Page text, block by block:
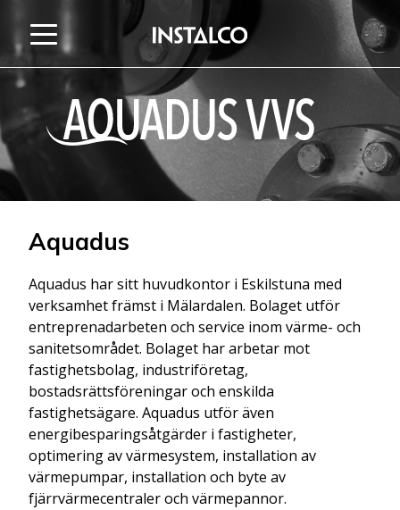
Hoppa till innehåll
Aquadus
Aquadus har sitt huvudkontor i Eskilstuna med
verksamhet främst i Mälardalen. Bolaget utför
entreprenadarbeten och service inom värme- och
sanitetsområdet. Bolaget har arbetar mot
fastighetsbolag, industriföretag,
bostadsrättsföreningar och enskilda
fastighetsägare. Aquadus utför även
energibesparingsåtgärder i fastigheter,
optimering av värmesystem, installation av
värmepumpar, installation och byte av
fjärrvärmecentraler och värmepannor.